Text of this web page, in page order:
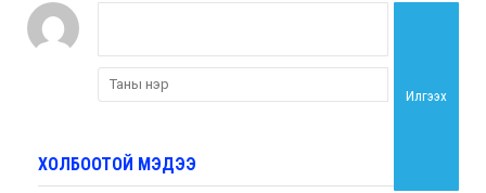
Илгээх
ХОЛБООТОЙ МЭДЭЭ